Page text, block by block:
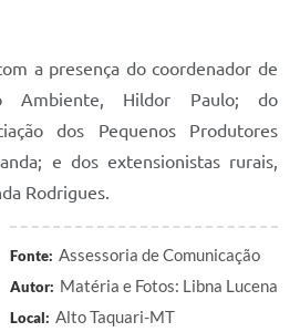
a presença do coordenador de
Ambiente, Hildor Paulo; do
dos Pequenos Produtores
e dos extensionistas rurais,
Rodrigues.
Fonte: Assessoria de Comunicação
Autor: Matéria e Fotos: Libna Lucena
Local: Alto Taquari-MT